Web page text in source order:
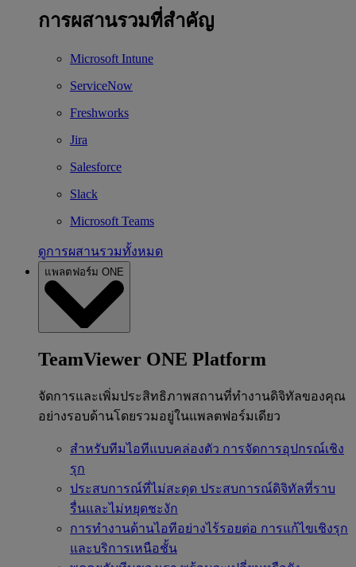
การผสานรวมที่สำคัญ
Microsoft Intune
ServiceNow
Freshworks
Jira
Salesforce
Slack
Microsoft Teams
ดูการผสานรวมทั้งหมด
แพลตฟอร์ม ONE
TeamViewer ONE Platform
จัดการและเพิ่มประสิทธิภาพสถานที่ทำงานดิจิทัลของคุณ
อย่างรอบด้านโดยรวมอยู่ในแพลตฟอร์มเดียว
สำหรับทีมไอทีแบบคล่องตัว การจัดการอุปกรณ์เชิง
รุก
ประสบการณ์ที่ไม่สะดุด ประสบการณ์ดิจิทัลที่ราบ
รื่นและไม่หยุดชะงัก
การทำงานด้านไอทีอย่างไร้รอยต่อ การแก้ไขเชิงรุก
และบริการเหนือชั้น